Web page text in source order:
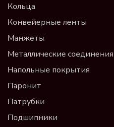
Кольца
Конвейерные ленты
Манжеты
Металлические соединения
Напольные покрытия
Паронит
Патрубки
Подшипники